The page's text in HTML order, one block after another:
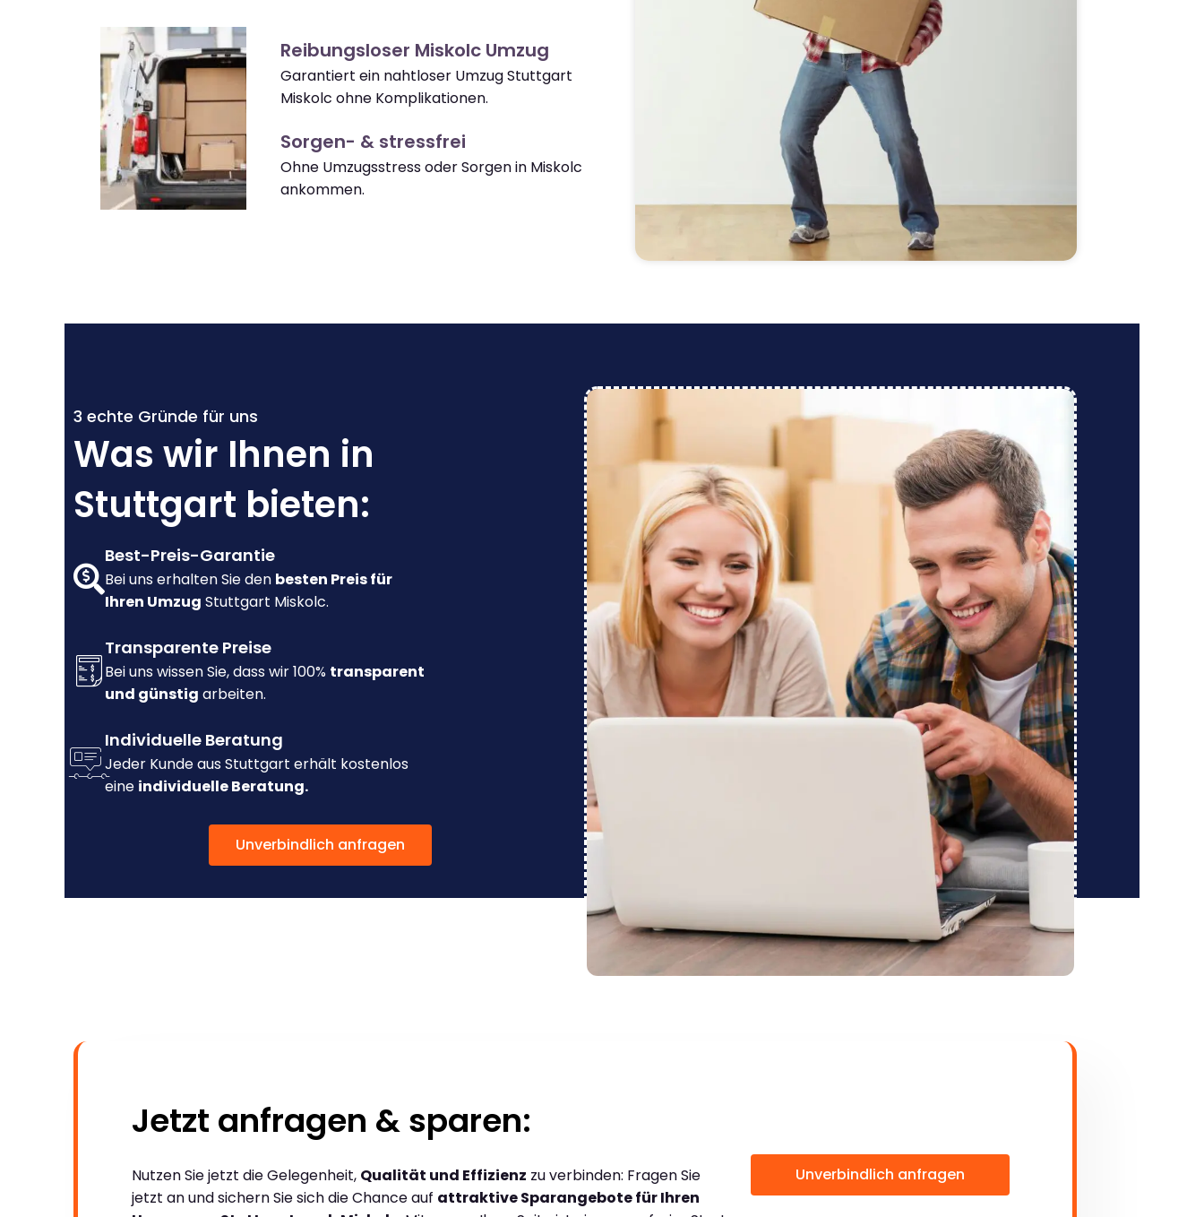
Reibungsloser Miskolc Umzug
Garantiert ein nahtloser Umzug Stuttgart
Miskolc ohne Komplikationen.
Sorgen- & stressfrei
Ohne Umzugsstress oder Sorgen in Miskolc
ankommen.
3 echte Gründe für uns
Was wir Ihnen in
Stuttgart bieten:
Best-Preis-Garantie
Bei uns erhalten Sie den besten Preis für
Ihren Umzug Stuttgart Miskolc.
Transparente Preise
Bei uns wissen Sie, dass wir 100% transparent
und günstig arbeiten.
Individuelle Beratung
Jeder Kunde aus Stuttgart erhält kostenlos
eine individuelle Beratung.
Unverbindlich anfragen
Jetzt anfragen & sparen:
Nutzen Sie jetzt die Gelegenheit, Qualität und Effizienz zu verbinden: Fragen Sie
jetzt an und sichern Sie sich die Chance auf attraktive Sparangebote für Ihren
Unverbindlich anfragen